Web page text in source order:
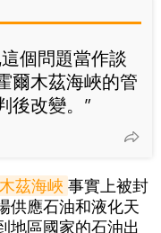
個問題當作談
爾木茲海峽的管
後改變。”
茲海峽 事實上被封
供應石油和液化天
地區國家的石油出